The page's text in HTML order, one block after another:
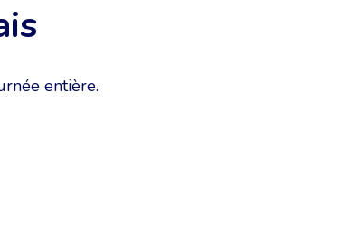
entière.